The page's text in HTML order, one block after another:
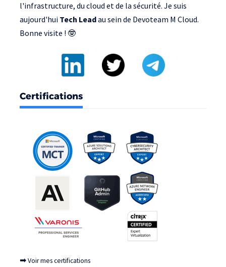
l'infrastructure, du cloud et de la sécurité. Je suis
aujourd'hui Tech Leadau sein de Devoteam M Cloud.
Bonne visite ! 🤓
Certifications
➡Voir mes certifications